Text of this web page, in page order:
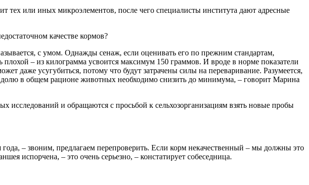
тех или иных микроэлементов, после чего специалисты института дают адресные
качестве кормов?
с умом. Однажды сенаж, если оценивать его по прежним стандартам,
– из килограмма усвоится максимум 150 граммов. И вроде в норме показатели
даже усугубиться, потому что будут затрачены силы на переваривание. Разумеется,
долю в общем рационе животных необходимо снизить до минимума, – говорит Марина
исследований и обращаются с просьбой к сельхозорганизациям взять новые пробы
– звоним, предлагаем перепроверить. Если корм некачественный – мы должны это
испорчена, – это очень серьезно, – констатирует собеседница.